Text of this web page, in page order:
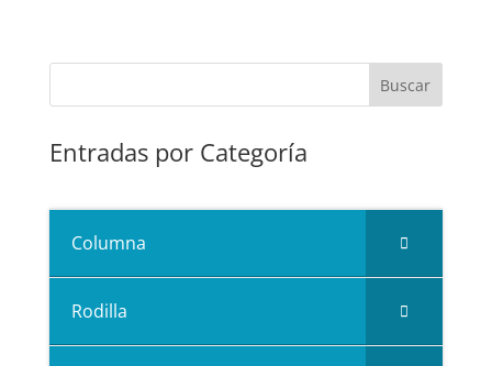
Entradas por Categoría
Columna
Rodilla